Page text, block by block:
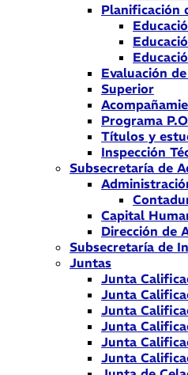
Planificación
Evaluación
Superior
Programa
Títulos y
Inspección
Subsecretaría de
Capital
Dirección de
Subsecretaría de
Juntas
Junta
Junta
Junta
Junta
Junta
Junta